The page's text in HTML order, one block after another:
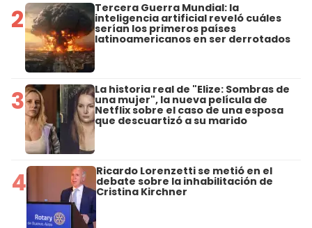
2 Tercera Guerra Mundial: la
inteligencia artificial reveló cuáles
serían los primeros países
latinoamericanos en ser derrotados
3 La historia real de "Elize: Sombras de
una mujer", la nueva película de
Netflix sobre el caso de una esposa
que descuartizó a su marido
4 Ricardo Lorenzetti se metió en el
debate sobre la inhabilitación de
Cristina Kirchner